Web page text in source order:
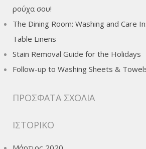
ρούχα σου!
The Dining Room: Washing and Care
Table Linens
Stain Removal Guide for the Holidays
Follow-up to Washing Sheets &
ΠΡΌΣΦΑΤΑ ΣΧΌΛΙΑ
ΙΣΤΟΡΙΚΌ